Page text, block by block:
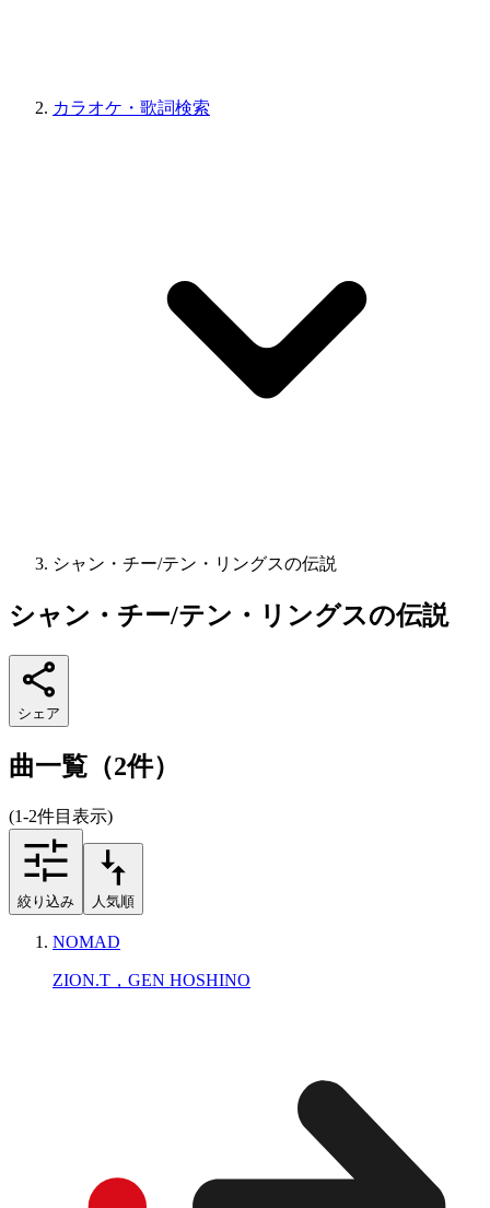
カラオケ・歌詞検索
シャン・チー/テン・リングスの伝説
シャン・チー/テン・リングスの伝説
シェア
曲一覧（2件）
(1-2件目表示)
絞り込み 人気順
NOMAD
ZION.T，GEN HOSHINO